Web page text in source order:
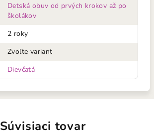
Detská obuv od prvých krokov až po
školákov
2 roky
Zvoľte variant
Dievčatá
Súvisiaci tovar